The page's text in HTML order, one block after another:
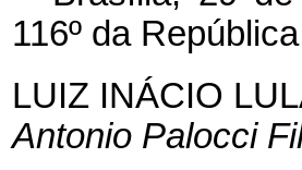
116º da
LUIZ INÁCIO
Antonio Palocci